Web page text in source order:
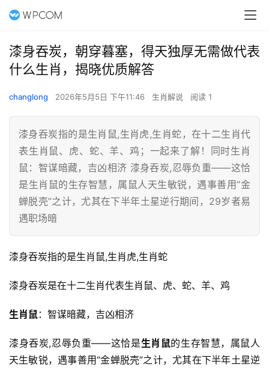
漆身吞炭，朝穿暮塞，得天独厚无需做代表
什么生肖，揭晓优质解答
changlong 2026年5月5日 下午11:46 生肖解说 阅读 1
漆身吞炭指的是生肖鼠,生肖虎,生肖蛇，在十二生肖代
表生肖鼠、虎、蛇、羊、鸡；一起来了解！同时生肖
鼠：智谋暗藏，吉凶相济 漆身吞炭,忍辱负重——这恰
是生肖鼠的生存智慧，属鼠人天生敏锐，遇事善用“金
蝉脱壳”之计，尤其在下半年土星逆行期间，29岁者易
遇职场暗
漆身吞炭指的是生肖鼠,生肖虎,生肖蛇
漆身吞炭是在十二生肖代表生肖鼠、虎、蛇、羊、鸡
生肖鼠：智谋暗藏，吉凶相济
漆身吞炭,忍辱负重——这恰是生肖鼠的生存智慧，属鼠人
天生敏锐，遇事善用“金蝉脱壳”之计，尤其在下半年土星逆